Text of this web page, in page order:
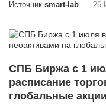
Источник smart-lab 26
СПБ Биржа с 1
расписание
глобальные акции